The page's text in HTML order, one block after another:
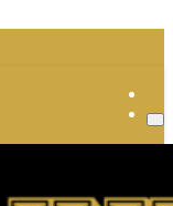
and Jewelry